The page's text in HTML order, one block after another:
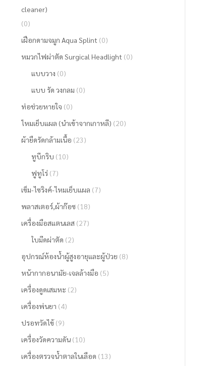
cleaner)
(0)
เฝือกดามจมูก Aqua Splint (0)
หมวกไฟผ่าตัด Surgical Headlight (0)
แบบวาง (0)
แบบ รัด วงกลม (0)
ท่อช่วยหายใจ (0)
ไหมเย็บแผล (นำเข้าจากเกาหลี) (20)
ผ้ายืดรัดกล้ามเนื้อ (23)
ทูบีกริบ (10)
ฟูทูโร่ (7)
เข็ม-ไซริงค์-ไหมเย็บแผล (7)
พลาสเตอร์,ผ้าก๊อซ (18)
เครื่องมือสแตนเลส (27)
ใบมีดผ่าตัด (2)
อุปกรณ์ห้องน้ำผู้สูงอายุและผู้ป่วย (8)
หน้ากากอนามัย-เจลล้างมือ (5)
เครื่องดูดเสมหะ (2)
เครื่องพ่นยา (4)
ปรอทวัดไข้ (9)
เครื่องวัดความดัน (10)
เครื่องตรวจน้ำตาลในเลือด (13)